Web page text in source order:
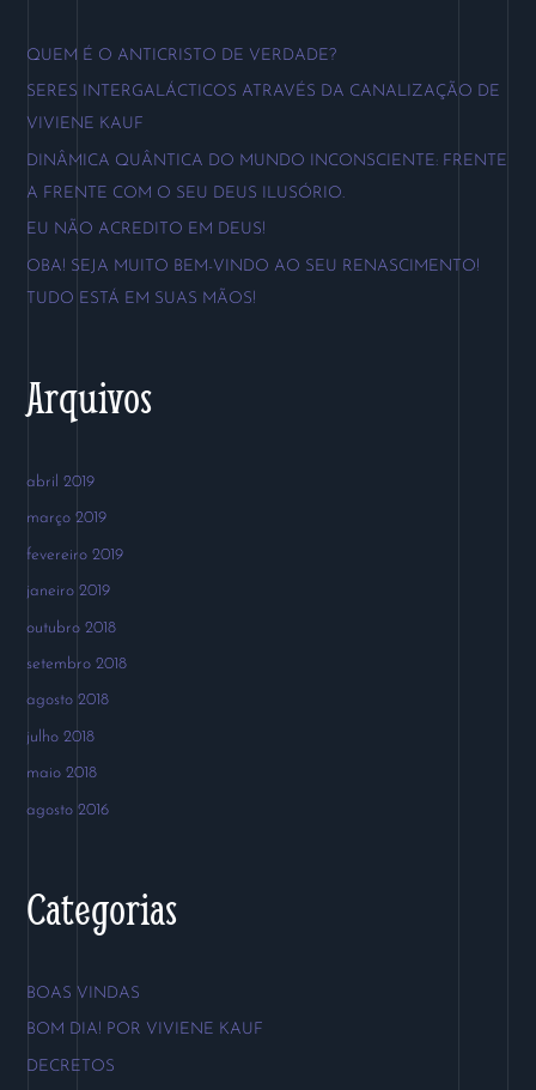
i
p
o
r
QUEM É O ANTICRISTO DE VERDADE?
SERES INTERGALÁCTICOS ATRAVÉS DA CANALIZAÇÃO DE
VIVIENE KAUF
DINÂMICA QUÂNTICA DO MUNDO INCONSCIENTE: FRENTE
A FRENTE COM O SEU DEUS ILUSÓRIO.
EU NÃO ACREDITO EM DEUS!
OBA! SEJA MUITO BEM-VINDO AO SEU RENASCIMENTO!
TUDO ESTÁ EM SUAS MÃOS!
Arquivos
abril 2019
março 2019
fevereiro 2019
janeiro 2019
outubro 2018
setembro 2018
agosto 2018
julho 2018
maio 2018
agosto 2016
Categorias
BOAS VINDAS
BOM DIA! POR VIVIENE KAUF
DECRETOS